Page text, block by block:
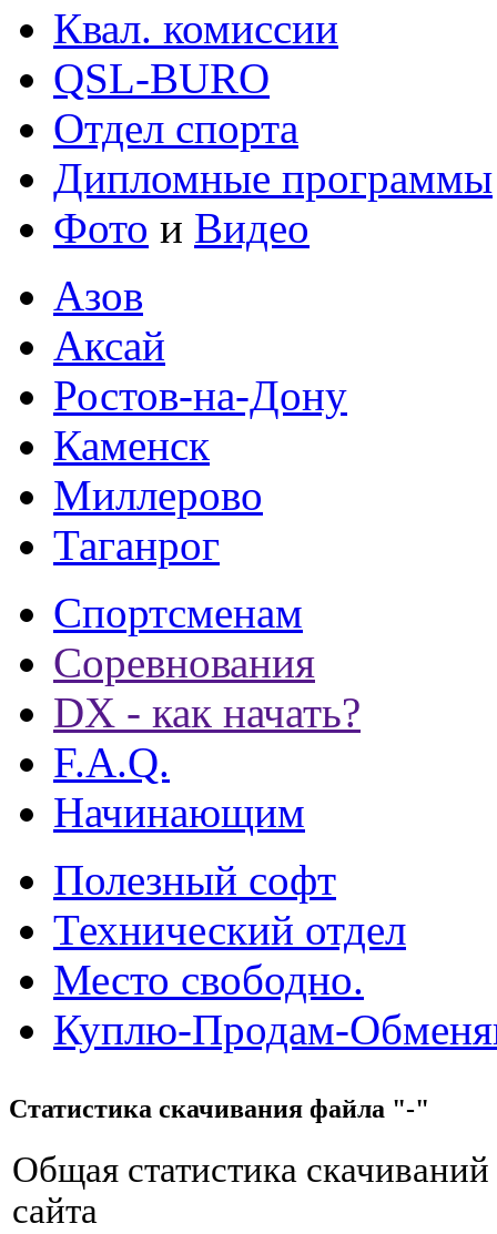
Квал. комиссии
QSL-BURO
Отдел спорта
Дипломные программы
Фото и Видео
Азов
Аксай
Ростов-на-Дону
Каменск
Миллерово
Таганрог
Спортсменам
Соревнования
DX - как начать?
F.A.Q.
Начинающим
Полезный софт
Технический отдел
Место свободно.
Куплю-Продам-
Статистика скачивания файла "-"
Общая статистика
сайта